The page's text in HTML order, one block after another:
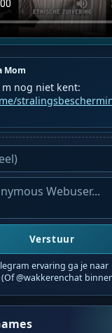
Mom
Verstuur
ervaring ga je naar
(Of @wakkerenchat